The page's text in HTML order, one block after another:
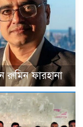
রুমিন ফারহানা